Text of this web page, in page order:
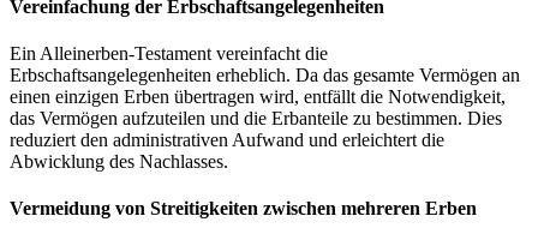
Vereinfachung der Erbschaftsangelegenheiten
Ein Alleinerben-Testament vereinfacht die
Erbschaftsangelegenheiten erheblich. Da das gesamte Vermögen an
einen einzigen Erben übertragen wird, entfällt die Notwendigkeit,
das Vermögen aufzuteilen und die Erbanteile zu bestimmen. Dies
reduziert den administrativen Aufwand und erleichtert die
Abwicklung des Nachlasses.
Vermeidung von Streitigkeiten zwischen mehreren Erben